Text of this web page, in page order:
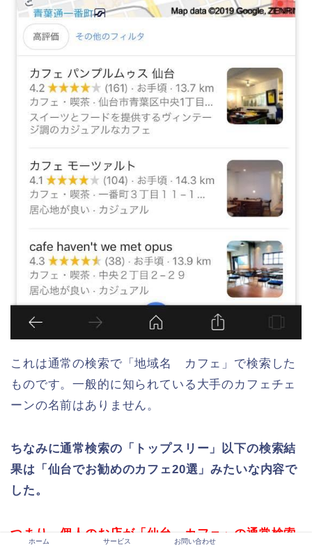
これは通常の検索で「地域名 カフェ」で検索した
ものです。一般的に知られている大手のカフェチェ
ーンの名前はありません。
ちなみに通常検索の「トップスリー」以下の検索結
果は「仙台でお勧めのカフェ20選」みたいな内容で
した。
つまり、個人のお店が「仙台 カフェ」の通常検索
ホーム サービス お問い合わせ